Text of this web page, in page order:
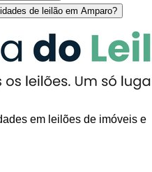
de leilão em Amparo?
em leilões de imóveis e